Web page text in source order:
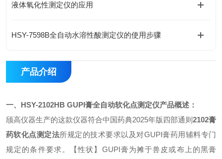
液体氧化性测定仪的应用
HSY-7598B全自动水溶性酸测定仪的使用步骤
产品介绍
一、 HSY-2102HB GUPI膏全自动软化点测定仪产品概述：
颀高仪器生产的这款仪器符合中国药典2025年版四部通则 2102膏
药软化点测定法所规定的技术要求以及对GUPI膏药用辅料专门
规定的条件要求。【性状】GUPI膏为摊于兽皮或布上的黑膏